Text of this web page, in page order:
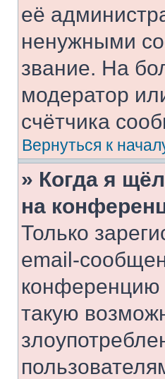
её
ненужными
звание. На
модератор
счётчика
Вернуться к
» Когда я
на
Только
email-
конференцию
такую